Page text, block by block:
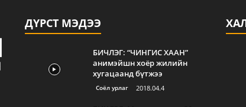
ДҮРСТ МЭДЭЭ
БИЧЛЭГ: “ЧИНГИС ХААН”
анимэйшн хоёр жилийн
хугацаанд бүтжээ
Соёл урлаг 2018.04.4